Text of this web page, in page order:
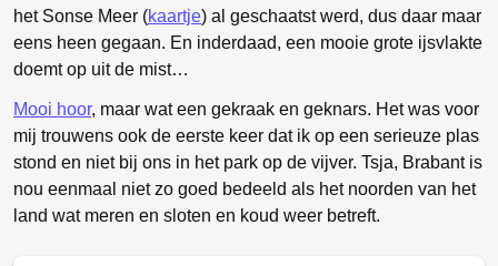
het Sonse Meer (kaartje) al geschaatst werd, dus daar maar
eens heen gegaan. En inderdaad, een mooie grote ijsvlakte
doemt op uit de mist…
Mooi hoor, maar wat een gekraak en geknars. Het was voor
mij trouwens ook de eerste keer dat ik op een serieuze plas
stond en niet bij ons in het park op de vijver. Tsja, Brabant is
nou eenmaal niet zo goed bedeeld als het noorden van het
land wat meren en sloten en koud weer betreft.